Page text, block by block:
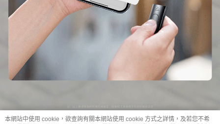
本網站中使用 cookie，欲查詢有關本網站使用 cookie 方式之詳情，及若您不希